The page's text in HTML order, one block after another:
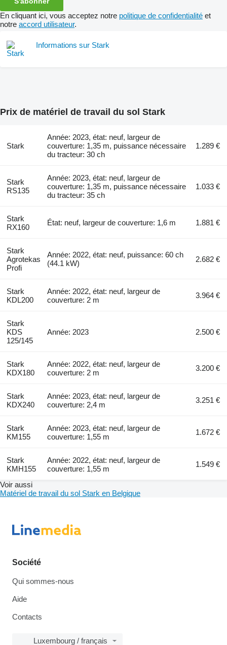
En cliquant ici, vous acceptez notre politique de confidentialité et
notre accord utilisateur.
Informations sur Stark
Prix de matériel de travail du sol Stark
Stark
Année: 2023, état: neuf, largeur de
couverture: 1,35 m, puissance nécessaire
du tracteur: 30 ch
1.289 €
Stark
RS135
Année: 2023, état: neuf, largeur de
couverture: 1,35 m, puissance nécessaire
du tracteur: 35 ch
1.033 €
Stark
RX160
État: neuf, largeur de couverture: 1,6 m 1.881 €
Stark
Agrotekas
Profi
Année: 2022, état: neuf, puissance: 60 ch
(44.1 kW)
2.682 €
Stark
KDL200
Année: 2022, état: neuf, largeur de
couverture: 2 m
3.964 €
Stark
KDS
125/145
Année: 2023 2.500 €
Stark
KDX180
Année: 2022, état: neuf, largeur de
couverture: 2 m
3.200 €
Stark
KDX240
Année: 2023, état: neuf, largeur de
couverture: 2,4 m
3.251 €
Stark
KM155
Année: 2023, état: neuf, largeur de
couverture: 1,55 m
1.672 €
Stark
KMH155
Année: 2022, état: neuf, largeur de
couverture: 1,55 m
1.549 €
Voir aussi
Matériel de travail du sol Stark en Belgique
Société
Qui sommes-nous
Aide
Contacts
Luxembourg / français